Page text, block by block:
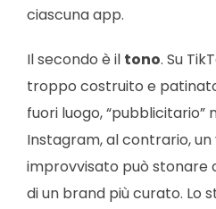
ciascuna app.
Il secondo è il tono. Su
troppo costruito e
fuori luogo, “pubblicitario”
Instagram, al contrario,
improvvisato può stonare
di un brand più curato. Lo